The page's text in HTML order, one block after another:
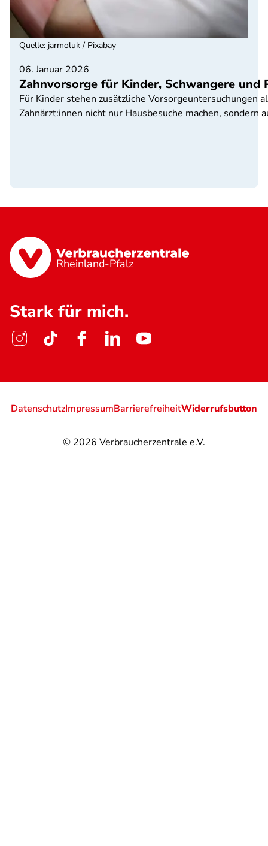
06. Januar 2026
Zahnvorsorge für Kinder, Schwangere und
Für Kinder stehen zusätzliche Vorsorgeuntersuchungen
Zahnärzt:innen nicht nur Hausbesuche machen, sondern
Quelle: jarmoluk / Pixabay
Rheinland-Pfalz
Stark für mich.
© 2026 Verbraucherzentrale e.V.
DatenschutzImpressumBarrierefreiheitWiderrufsbutton